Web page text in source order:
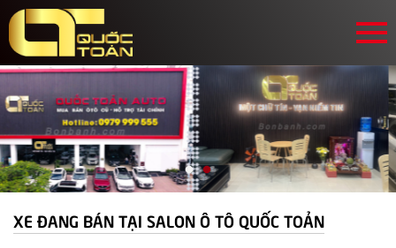
XE ĐANG BÁN TẠI SALON Ô TÔ QUỐC TOẢN